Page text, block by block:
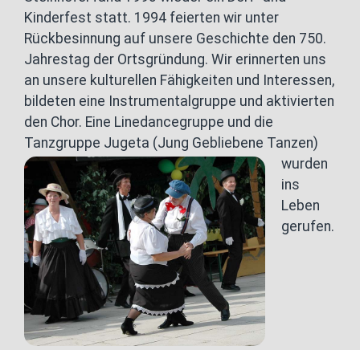
Kinderfest statt. 1994 feierten wir unter
Rückbesinnung auf unsere Geschichte den 750.
Jahrestag der Ortsgründung. Wir erinnerten uns
an unsere kulturellen Fähigkeiten und Interessen,
bildeten eine Instrumentalgruppe und aktivierten
den Chor. Eine Linedancegruppe und die
Tanzgruppe Jugeta (Jung Gebliebene Tanzen)
wurden
ins
Leben
gerufen.